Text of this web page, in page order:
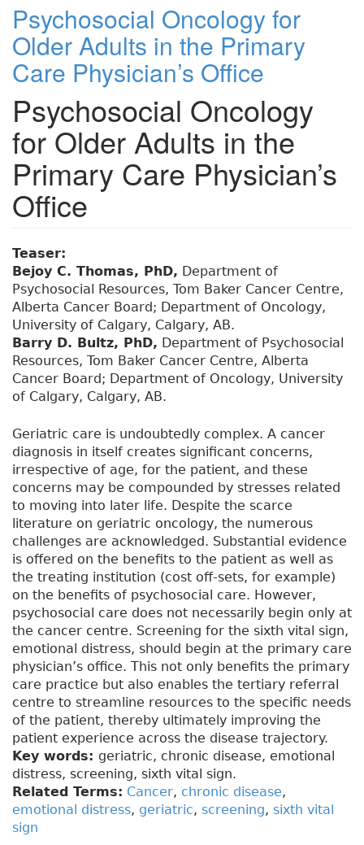
Psychosocial Oncology for
Older Adults in the Primary
Care Physician’s Office
Psychosocial Oncology
for Older Adults in the
Primary Care Physician’s
Office
Teaser:
Bejoy C. Thomas, PhD, Department of
Psychosocial Resources, Tom Baker Cancer Centre,
Alberta Cancer Board; Department of Oncology,
University of Calgary, Calgary, AB.
Barry D. Bultz, PhD, Department of Psychosocial
Resources, Tom Baker Cancer Centre, Alberta
Cancer Board; Department of Oncology, University
of Calgary, Calgary, AB.
Geriatric care is undoubtedly complex. A cancer
diagnosis in itself creates significant concerns,
irrespective of age, for the patient, and these
concerns may be compounded by stresses related
to moving into later life. Despite the scarce
literature on geriatric oncology, the numerous
challenges are acknowledged. Substantial evidence
is offered on the benefits to the patient as well as
the treating institution (cost off-sets, for example)
on the benefits of psychosocial care. However,
psychosocial care does not necessarily begin only at
the cancer centre. Screening for the sixth vital sign,
emotional distress, should begin at the primary care
physician’s office. This not only benefits the primary
care practice but also enables the tertiary referral
centre to streamline resources to the specific needs
of the patient, thereby ultimately improving the
patient experience across the disease trajectory.
Key words: geriatric, chronic disease, emotional
distress, screening, sixth vital sign.
Related Terms: Cancer, chronic disease,
emotional distress, geriatric, screening, sixth vital
sign